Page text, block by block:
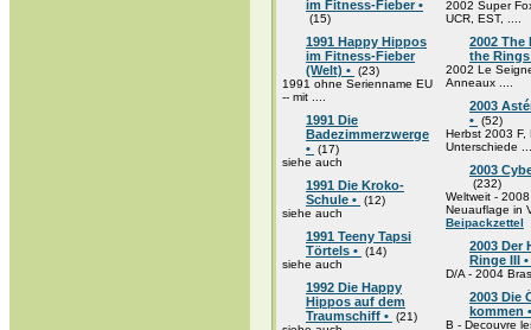
im Fitness-Fieber •
(15)
1991 Happy Hippos
im Fitness-Fieber
(Welt) • (23)
1991 ohne Serienname EU
-- mit ....
1991 Die
Badezimmerzwerge
• (17)
siehe auch
1991 Die Kroko-
Schule • (12)
siehe auch
1991 Teeny Tapsi
Törtels • (14)
siehe auch
1992 Die Happy
Hippos auf dem
Traumschiff • (21)
2002 Super
UCR, EST, ....
2002 The
the
2002 Le
Anneaux ....
2003
• (52)
Herbst 2003 F,
Unterschiede
2003
(232)
Weltweit - 2008
Neuauflage in
Beipackzettel
2003 Der
Ringe III •
D/A - 2004
2003 Die
kommen
B - Decouvre